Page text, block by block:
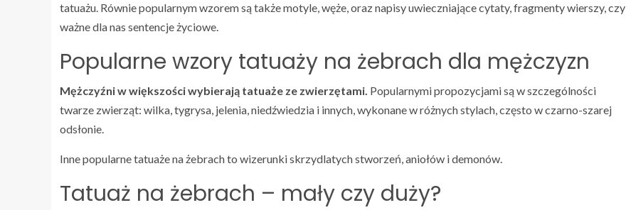
tatuażu. Równie popularnym wzorem są także motyle, węże, oraz napisy uwieczniające cytaty, fragmenty wierszy, czy
ważne dla nas sentencje życiowe.
Popularne wzory tatuaży na żebrach dla mężczyzn
Mężczyźni w większości wybierają tatuaże ze zwierzętami. Popularnymi propozycjami są w szczególności
twarze zwierząt: wilka, tygrysa, jelenia, niedźwiedzia i innych, wykonane w różnych stylach, często w czarno-szarej
odsłonie.
Inne popularne tatuaże na żebrach to wizerunki skrzydlatych stworzeń, aniołów i demonów.
Tatuaż na żebrach – mały czy duży?